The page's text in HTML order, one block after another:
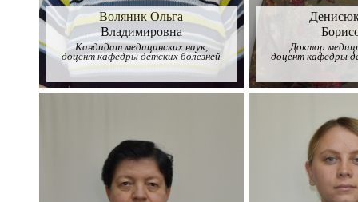
Воляник Ольга
Владимировна
Кандидат медицинских наук,
доцент кафедры детских болезней
Доктор
доцент кафедры